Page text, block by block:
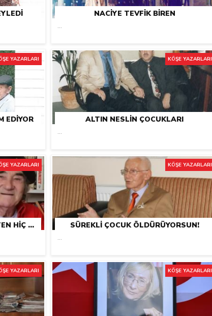
hayatını kaybetti
NACIYE TEVFIK BIREN
...
YAZARLARI
EDIYOR
KÖŞE YAZARLARI
ALTIN NESLIN ÇOCUKLARI
...
YAZARLARI
ERGUN HIÇYILMAZ, O GERÇEKTEN HIÇ YILMAZDI
KÖŞE YAZARLARI
SÜREKLI ÇOCUK ÖLDÜRÜYORSUN!
...
YAZARLARI KÖŞE YAZARLARI